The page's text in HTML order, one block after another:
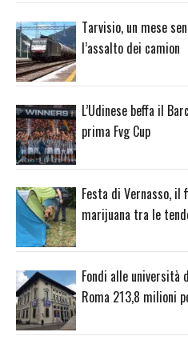
Tarvisio, un mese
l’assalto dei camion
L’Udinese beffa il
prima Fvg Cup
Festa di Vernasso,
marijuana tra le
Fondi alle università
Roma 213,8 milioni